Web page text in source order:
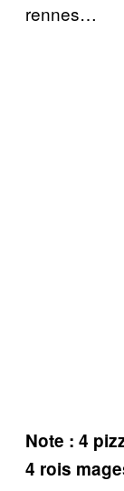
rennes…
Note : 4
4 rois